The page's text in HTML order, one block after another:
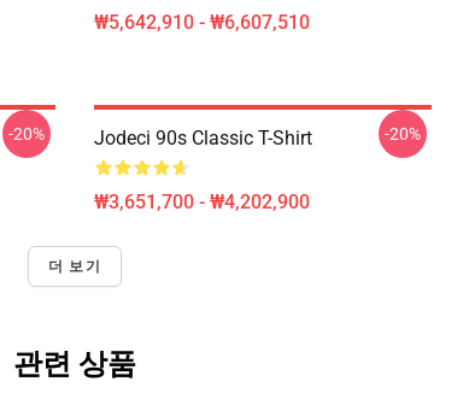
₩5,642,910 - ₩6,607,510
-20% Jodeci 90s Classic T-Shirt
₩3,651,700 - ₩4,202,900
-20%
더 보기
관련 상품